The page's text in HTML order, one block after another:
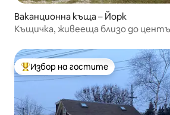
Ваканционна къща – Йорк
Къщичка, живееща близо до
Най-популярен избор на гостите
Избор на гостите